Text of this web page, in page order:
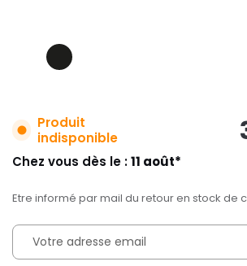
Produit
indisponible
Chez vous dès le :11 août*
Etre informé par mail du retour en stock de